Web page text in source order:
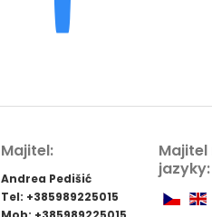
Majitel:
Andrea Pedišić
Tel: +385989225015
jazyky: